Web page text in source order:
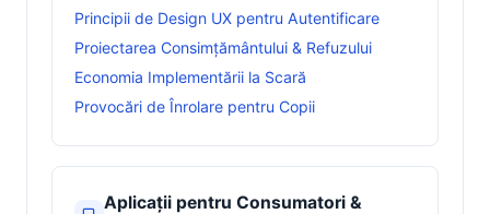
Principii de Design UX pentru Autentificare
Proiectarea Consimțământului & Refuzului
Economia Implementării la Scară
Provocări de Înrolare pentru Copii
Aplicații pentru Consumatori &